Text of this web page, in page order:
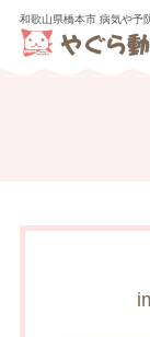
和歌山県橋本市 病気や予